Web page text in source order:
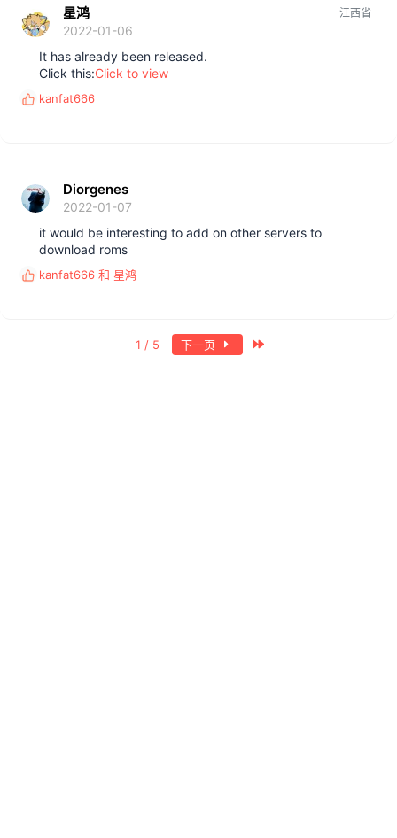
星鸿
2022-01-06
江西省
It has already been released.
Click this:Click to view
反 kanfat666
Diorgenes
2022-01-07
it would be interesting to add on other servers to
download roms
反 kanfat666 和 星鸿
1 / 5 下一页